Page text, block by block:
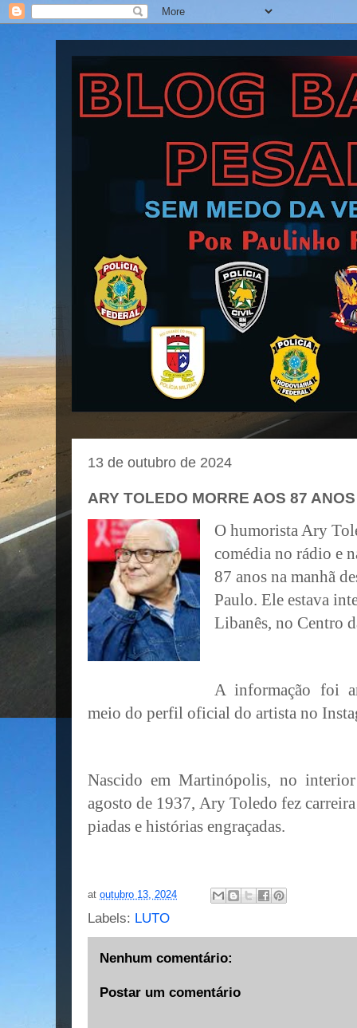
Blog Barra Pesada
13 de outubro de 2024
ARY TOLEDO MORRE AOS 87
O humorista Ary
comédia no rádio e
87 anos na manhã
Paulo. Ele estava
Libanês, no Centro
A informação foi
meio do perfil oficial do artista no
Nascido em Martinópolis, no
agosto de 1937, Ary Toledo fez
piadas e histórias engraçadas.
at outubro 13, 2024
Labels: LUTO
Nenhum comentário:
Postar um comentário